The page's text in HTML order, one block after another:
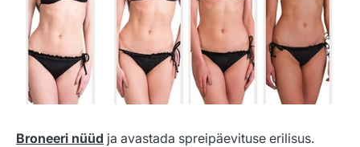
Broneeri nüüd ja avastada spreipäevituse erilisus.